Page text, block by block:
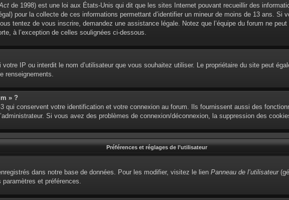
de 1998) est une loi aux États-Unis qui dit que les sites Internet pouvant recueillir des
pour la collecte de ces informations permettant d’identifier un mineur de moins de 13 ans. Si
tentez de vous inscrire, demandez une assistance légale. Notez que l’équipe du forum ne
à l’exception de celles soulignées ci-dessous.
IP ou interdit le nom d’utilisateur que vous souhaitez utiliser. Le propriétaire du site peut
renseignements.
» ?
qui conservent votre identification et votre connexion au forum. Ils fournissent aussi des
Si vous avez des problèmes de connexion/déconnexion, la suppression des
Préférences et réglages de l’utilisateur
dans notre base de données. Pour les modifier, visitez le lien Panneau de l’utilisateur
et préférences.